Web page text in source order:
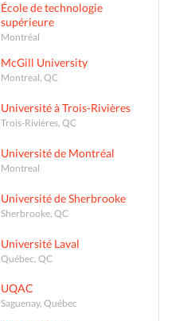
École de technologie
supérieure
Montréal
McGill University
Montreal, QC
Université à Trois-Rivières
Trois-Rivières, QC
Université de Montréal
Montreal
Université de Sherbrooke
Sherbrooke, QC
Université Laval
Québec, QC
UQAC
Saguenay, Québec